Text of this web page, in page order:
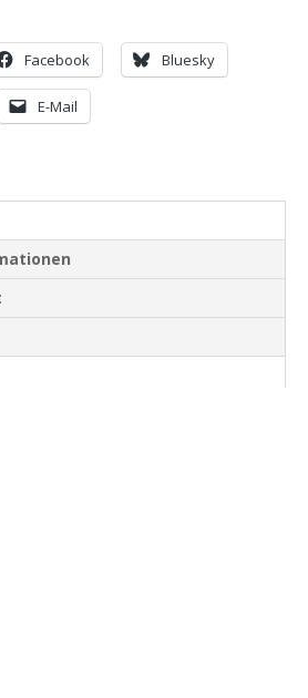
Facebook Bluesky
E-Mail